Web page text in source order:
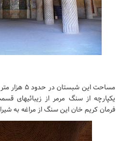
مساحت این
یکپارچه از سنگ مرمر از زیبائیهای
فرمان کریم خان این سنگ از مراغه به